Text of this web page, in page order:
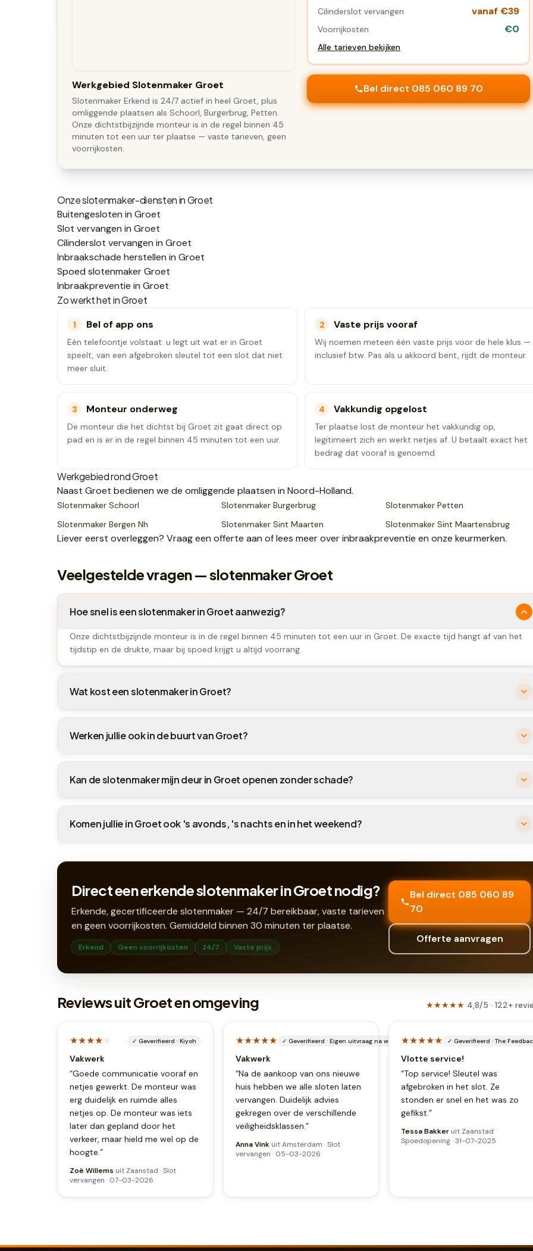
Werkgebied Slotenmaker Groet
Slotenmaker Erkend is 24/7 actief in heel Groet, plus
omliggende plaatsen als Schoorl, Burgerbrug, Petten.
Onze dichtstbijzijnde monteur is in de regel binnen 45
minuten tot een uur ter plaatse — vaste tarieven, geen
voorrijkosten.
Cilinderslot vervangen vanaf €39
Voorrijkosten €0
Alle tarieven bekijken
Bel direct 085 060 89 70
Onze slotenmaker-diensten inGroet
Buitengesloten in Groet
Slot vervangen in Groet
Cilinderslot vervangen in Groet
Inbraakschade herstellen in Groet
Spoed slotenmaker Groet
Inbraakpreventie in Groet
Zo werkt het inGroet
1 Bel of app ons
Eén telefoontje volstaat: u legt uit wat er in Groet
speelt, van een afgebroken sleutel tot een slot dat niet
meer sluit.
2 Vaste prijs vooraf
Wij noemen meteen één vaste prijs voor de hele klus —
inclusief btw. Pas als u akkoord bent, rijdt de monteur.
3 Monteur onderweg
De monteur die het dichtst bij Groet zit gaat direct op
pad en is er in de regel binnen 45 minuten tot een uur.
4 Vakkundig opgelost
Ter plaatse lost de monteur het vakkundig op,
legitimeert zich en werkt netjes af. U betaalt exact het
bedrag dat vooraf is genoemd.
Werkgebied rondGroet
Naast Groet bedienen we de omliggende plaatsen in Noord-Holland.
Slotenmaker Schoorl Slotenmaker Burgerbrug Slotenmaker Petten
Slotenmaker Bergen Nh Slotenmaker Sint Maarten Slotenmaker Sint Maartensbrug
Liever eerst overleggen? Vraag een offerte aan of lees meer overinbraakpreventie en onze keurmerken.
Veelgestelde vragen — slotenmaker Groet
Hoe snel is een slotenmaker in Groet aanwezig?
Onze dichtstbijzijnde monteur is in de regel binnen 45 minuten tot een uur in Groet. De exacte tijd hangt af van het
tijdstip en de drukte, maar bij spoed krijgt u altijd voorrang.
Wat kost een slotenmaker in Groet?
Werken jullie ook in de buurt van Groet?
Kan de slotenmaker mijn deur in Groet openen zonder schade?
Komen jullie in Groet ook 's avonds, 's nachts en in het weekend?
Direct een erkende slotenmaker in Groet nodig?
Erkende, gecertificeerde slotenmaker — 24/7 bereikbaar, vaste tarieven
en geen voorrijkosten. Gemiddeld binnen 30 minuten ter plaatse.
Erkend Geen voorrijkosten 24/7 Vaste prijs
Bel direct 085 060 89
70
Offerte aanvragen
Reviews uit Groet en omgeving ★★★★★ 4,8/5 · 122+
★★★★★ ✓ Geverifieerd · Kiyoh
Vakwerk
“Goede communicatie vooraf en
netjes gewerkt. De monteur was
erg duidelijk en ruimde alles
netjes op. De monteur was iets
later dan gepland door het
verkeer, maar hield me wel op de
hoogte.”
Zoë Willems uit Zaanstad ·Slot
vervangen · 07-03-2026
★★★★★ ✓ Geverifieerd · Eigen uitvraag na werkbon
Vakwerk
“Na de aankoop van ons nieuwe
huis hebben we alle sloten laten
vervangen. Duidelijk advies
gekregen over de verschillende
veiligheidsklassen.”
Anna Vink uit Amsterdam ·Slot
vervangen · 05-03-2026
★★★★★ ✓ Geverifieerd ·The
Vlotte service!
“Top service! Sleutel was
afgebroken in het slot. Ze
stonden er snel en het was zo
gefikst.”
Tessa Bakker uit Zaanstad ·
Spoedopening· 31-07-2025